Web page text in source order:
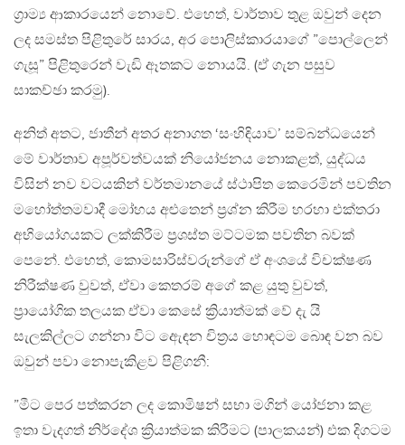
ග්‍රාම්‍ය ආකාරයෙන් නොවේ. එහෙත්, වාර්තාව තුළ ඔවුන් දෙන
ලද සමස්ත පිළිතුරේ සාරය, අර පොලිස්කාරයාගේ ”පොල්ලෙන්
ගැසූ” පිළිතුරෙන් වැඩි ඈතකට නොයයි. (ඒ ගැන පසුව
සාකච්ඡා කරමු).
අනිත් අතට, ජාතීන් අතර අනාගත ‘සංහිඳියාව’ සම්බන්ධයෙන්
මේ වාර්තාව අපූර්වත්වයක් නියෝජනය නොකළත්, යුද්ධය
විසින් නව වටයකින් වර්තමානයේ ස්ථාපිත කෙරෙමින් පවතින
මහෝත්තමවාදී මෝහය අළුතෙන් ප්‍රශ්න කිරීම හරහා එක්තරා
අභියෝගයකට ලක්කිරීම ප්‍රශස්ත මට්ටමක පවතින බවක්
පෙනේ. එහෙත්, කොමසාරිස්වරුන්ගේ ඒ අංශයේ විචක්ෂණ
නිරීක්ෂණ වුවත්, ඒවා කෙතරම් අගේ කළ යුතු වුවත්,
ප්‍රායෝගික තලයක ඒවා කෙසේ ක්‍රියාත්මක් වේ දැ යි
සැලකිල්ලට ගන්නා විට ඇ‍‍ෙඳන චිත්‍රය හොඳටම බොඳ වන බව
ඔවුන් පවා නොපැකිළව පිළිගනී:
”මීට පෙර පත්කරන ලද කොමිෂන් සභා මගින් යෝජනා කළ
ඉතා වැදගත් නිර්දේශ ක්‍රියාත්මක කිරීමට (පාලකයන්) එක දිගටම